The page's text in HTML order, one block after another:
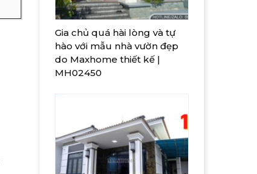
Gia chủ quá hài lòng và tự
hào với mẫu nhà vườn đẹp
do Maxhome thiết kế |
MH02450